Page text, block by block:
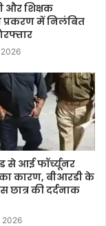
और शिक्षक
प्रकरण में निलंबित
से आई फॉर्च्यूनर
कारण, बीआरडी के
छात्र की दर्दनाक
2026